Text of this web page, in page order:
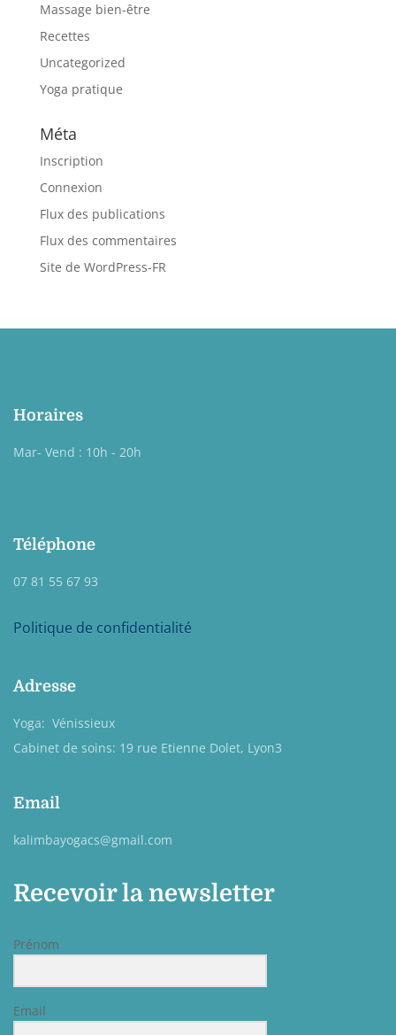
Massage bien-être
Recettes
Uncategorized
Yoga pratique
Méta
Inscription
Connexion
Flux des publications
Flux des commentaires
Site de WordPress-FR
Horaires
Mar- Vend : 10h - 20h
Téléphone
07 81 55 67 93
Politique de confidentialité
Adresse
Yoga: Vénissieux
Cabinet de soins: 19 rue Etienne Dolet, Lyon3
Email
kalimbayogacs@gmail.com
Recevoir la newsletter
Prénom
Email